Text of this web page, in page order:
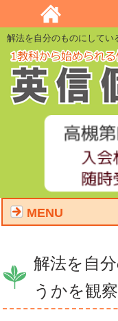
解法を自分のものにしてい
MENU
解法を自
うかを観